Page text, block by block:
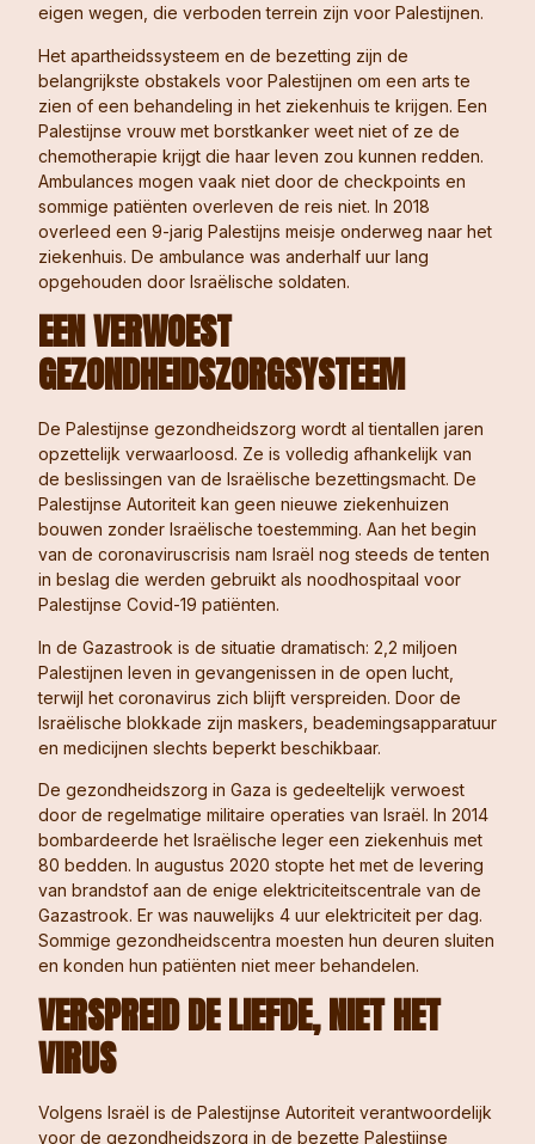
eigen wegen, die verboden terrein zijn voor Palestijnen.
Het apartheidssysteem en de bezetting zijn de
belangrijkste obstakels voor Palestijnen om een arts te
zien of een behandeling in het ziekenhuis te krijgen. Een
Palestijnse vrouw met borstkanker weet niet of ze de
chemotherapie krijgt die haar leven zou kunnen redden.
Ambulances mogen vaak niet door de checkpoints en
sommige patiënten overleven de reis niet. In 2018
overleed een 9-jarig Palestijns meisje onderweg naar het
ziekenhuis. De ambulance was anderhalf uur lang
opgehouden door Israëlische soldaten.
EEN VERWOEST
GEZONDHEIDSZORGSYSTEEM
De Palestijnse gezondheidszorg wordt al tientallen jaren
opzettelijk verwaarloosd. Ze is volledig afhankelijk van
de beslissingen van de Israëlische bezettingsmacht. De
Palestijnse Autoriteit kan geen nieuwe ziekenhuizen
bouwen zonder Israëlische toestemming. Aan het begin
van de coronaviruscrisis nam Israël nog steeds de tenten
in beslag die werden gebruikt als noodhospitaal voor
Palestijnse Covid-19 patiënten.
In de Gazastrook is de situatie dramatisch: 2,2 miljoen
Palestijnen leven in gevangenissen in de open lucht,
terwijl het coronavirus zich blijft verspreiden. Door de
Israëlische blokkade zijn maskers, beademingsapparatuur
en medicijnen slechts beperkt beschikbaar.
De gezondheidszorg in Gaza is gedeeltelijk verwoest
door de regelmatige militaire operaties van Israël. In 2014
bombardeerde het Israëlische leger een ziekenhuis met
80 bedden. In augustus 2020 stopte het met de levering
van brandstof aan de enige elektriciteitscentrale van de
Gazastrook. Er was nauwelijks 4 uur elektriciteit per dag.
Sommige gezondheidscentra moesten hun deuren sluiten
en konden hun patiënten niet meer behandelen.
VERSPREID DE LIEFDE, NIET HET
VIRUS
Volgens Israël is de Palestijnse Autoriteit verantwoordelijk
voor de gezondheidszorg in de bezette Palestijnse